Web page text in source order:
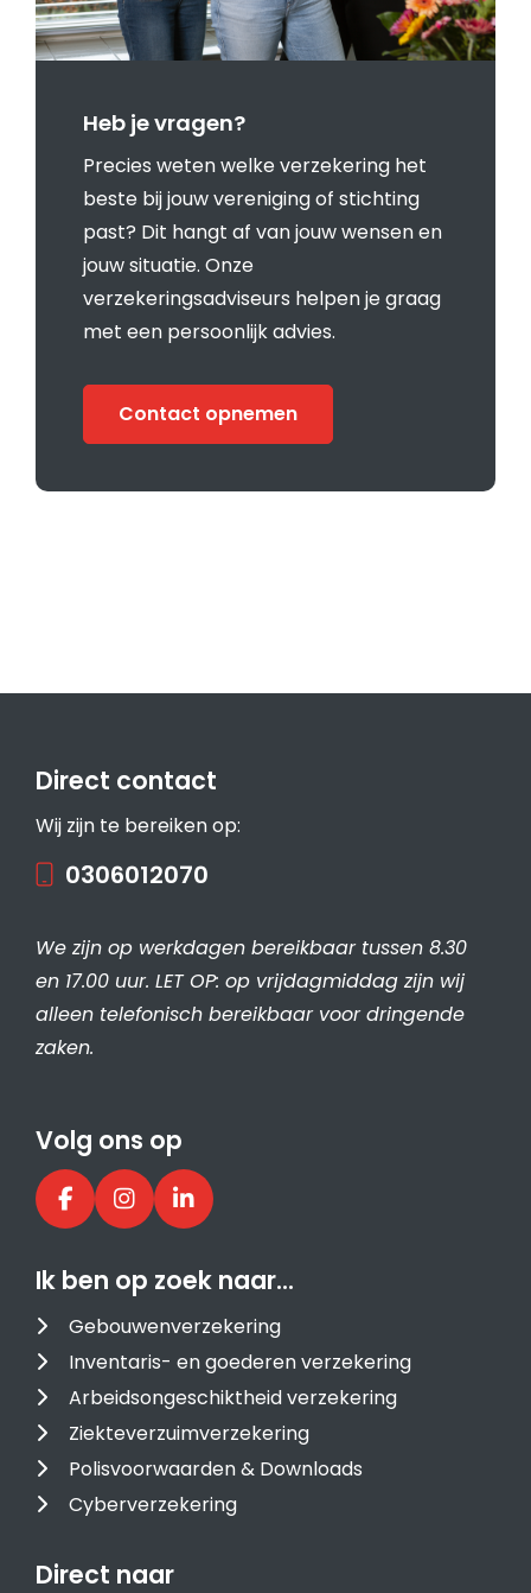
Heb je vragen?
Precies weten welke verzekering het
beste bij jouw vereniging of stichting
past? Dit hangt af van jouw wensen en
jouw situatie. Onze
verzekeringsadviseurs helpen je graag
met een persoonlijk advies.
Contact opnemen
Direct contact
Wij zijn te bereiken op:
0306012070
We zijn op werkdagen bereikbaar tussen 8.30
en 17.00 uur. LET OP: op vrijdagmiddag zijn wij
alleen telefonisch bereikbaar voor dringende
zaken.
Volg ons op
Ik ben op zoek naar…
Gebouwenverzekering
Inventaris- en goederen verzekering
Arbeidsongeschiktheid verzekering
Ziekteverzuimverzekering
Polisvoorwaarden & Downloads
Cyberverzekering
Direct naar